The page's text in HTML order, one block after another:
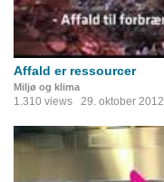
Affald er ressourcer
Miljø og klima
1.310 views 29. oktober 2012